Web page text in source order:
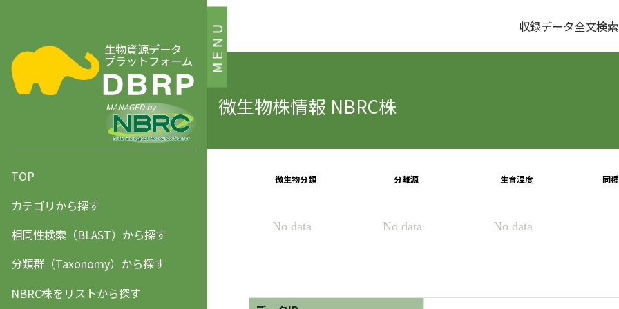
MENU
生物資源データ
プラットフォーム
MANAGED by
TOP
カテゴリから探す
相同性検索（BLAST）から探す
分類群（Taxonomy）から探す
NBRC株をリストから探す
収録データ全文検索
微生物株情報 NBRC株